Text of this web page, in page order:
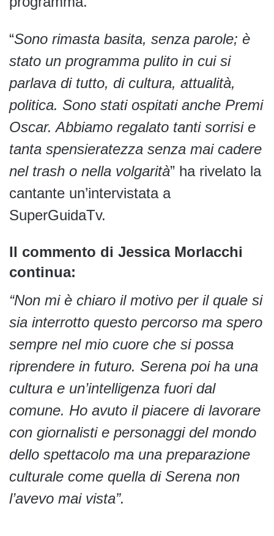
“Sono rimasta basita, senza parole; è
stato un programma pulito in cui si
parlava di tutto, di cultura, attualità,
politica. Sono stati ospitati anche Premi
Oscar. Abbiamo regalato tanti sorrisi e
tanta spensieratezza senza mai cadere
nel trash o nella volgarità” ha rivelato la
cantante un’intervistata a
SuperGuidaTv.
Il commento di Jessica Morlacchi
continua:
“Non mi è chiaro il motivo per il quale si
sia interrotto questo percorso ma spero
sempre nel mio cuore che si possa
riprendere in futuro. Serena poi ha una
cultura e un’intelligenza fuori dal
comune. Ho avuto il piacere di lavorare
con giornalisti e personaggi del mondo
dello spettacolo ma una preparazione
culturale come quella di Serena non
l’avevo mai vista”.